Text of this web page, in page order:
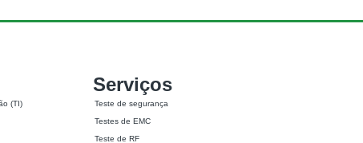
(TI)
Serviços
Teste de segurança
Testes de EMC
Teste de RF